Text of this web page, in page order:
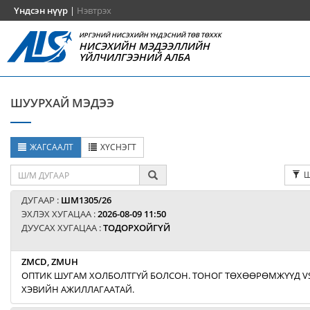
Үндсэн нүүр | Нэвтрэх
ИРГЭНИЙ НИСЭХИЙН ҮНДЭСНИЙ ТӨВ ТӨХХК
НИСЭХИЙН МЭДЭЭЛЛИЙН
ҮЙЛЧИЛГЭЭНИЙ АЛБА
ШУУРХАЙ МЭДЭЭ
ЖАГСААЛТ ХҮСНЭГТ
ДУГААР : ШМ1305/26
ЭХЛЭХ ХУГАЦАА :2026-08-09 11:50
ДУУСАХ ХУГАЦАА :ТОДОРХОЙГҮЙ
ZMCD, ZMUH
ОПТИК ШУГАМ ХОЛБОЛТГҮЙ БОЛСОН. ТОНОГ ТӨХӨӨРӨМЖҮҮД
ХЭВИЙН АЖИЛЛАГААТАЙ.